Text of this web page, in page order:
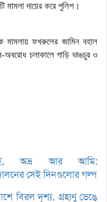
মামলা দায়ের করে পুলিশ।
ফখরুলের জামিন বহাল
অবরোধ চলাকালে গাড়ি ভাঙচুর ও
অভ্র আর আমি:
সেই দিনগুলোর গল্প
বিরল দৃশ্য, গ্রহাণু ভেঙে